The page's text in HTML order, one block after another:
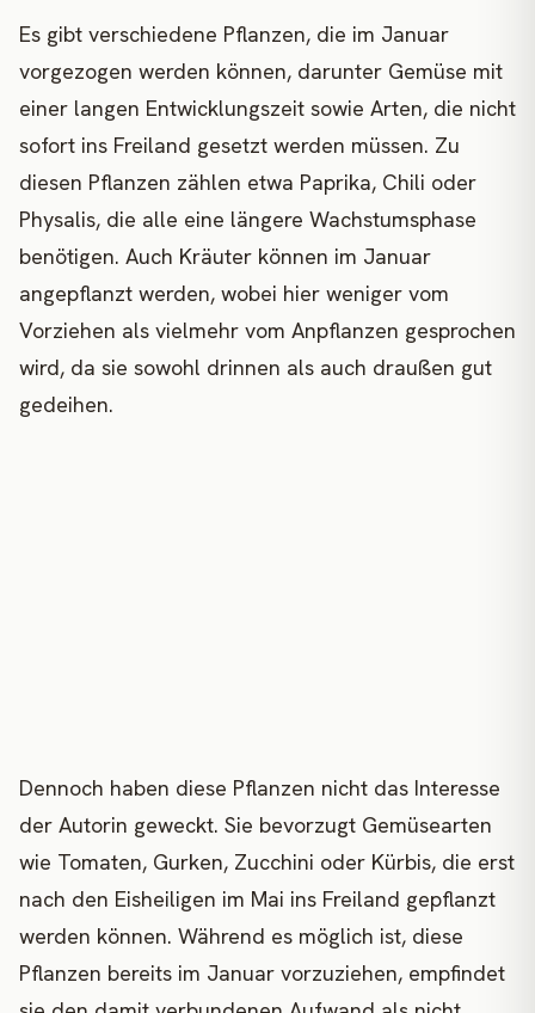
Es gibt verschiedene Pflanzen, die im Januar
vorgezogen werden können, darunter Gemüse mit
einer langen Entwicklungszeit sowie Arten, die nicht
sofort ins Freiland gesetzt werden müssen. Zu
diesen Pflanzen zählen etwa Paprika, Chili oder
Physalis, die alle eine längere Wachstumsphase
benötigen. Auch Kräuter können im Januar
angepflanzt werden, wobei hier weniger vom
Vorziehen als vielmehr vom Anpflanzen gesprochen
wird, da sie sowohl drinnen als auch draußen gut
gedeihen.
Dennoch haben diese Pflanzen nicht das Interesse
der Autorin geweckt. Sie bevorzugt Gemüsearten
wie Tomaten, Gurken, Zucchini oder Kürbis, die erst
nach den Eisheiligen im Mai ins Freiland gepflanzt
werden können. Während es möglich ist, diese
Pflanzen bereits im Januar vorzuziehen, empfindet